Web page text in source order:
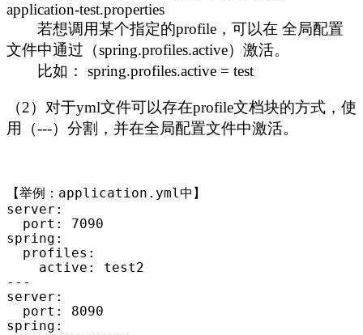
application-test.properties
若想调用某个指定的profile，可以在 全局配置
文件中通过（spring.profiles.active）激活。
比如： spring.profiles.active = test
（2）对于yml文件可以存在profile文档块的方式，使
用（---）分割，并在全局配置文件中激活。
【举例：application.yml中】
server:
  port:
7090
spring:
---
server:
  port:
8090
spring: